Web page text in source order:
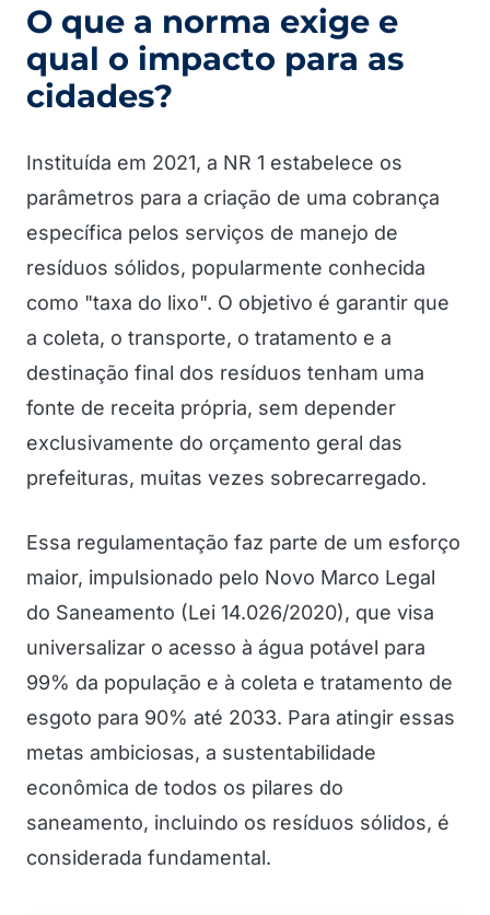
O que a norma exige e
qual o impacto para as
cidades?
Instituída em 2021, a NR 1 estabelece os
parâmetros para a criação de uma cobrança
específica pelos serviços de manejo de
resíduos sólidos, popularmente conhecida
como "taxa do lixo". O objetivo é garantir que
a coleta, o transporte, o tratamento e a
destinação final dos resíduos tenham uma
fonte de receita própria, sem depender
exclusivamente do orçamento geral das
prefeituras, muitas vezes sobrecarregado.
Essa regulamentação faz parte de um esforço
maior, impulsionado pelo Novo Marco Legal
do Saneamento (Lei 14.026/2020), que visa
universalizar o acesso à água potável para
99% da população e à coleta e tratamento de
esgoto para 90% até 2033. Para atingir essas
metas ambiciosas, a sustentabilidade
econômica de todos os pilares do
saneamento, incluindo os resíduos sólidos, é
considerada fundamental.